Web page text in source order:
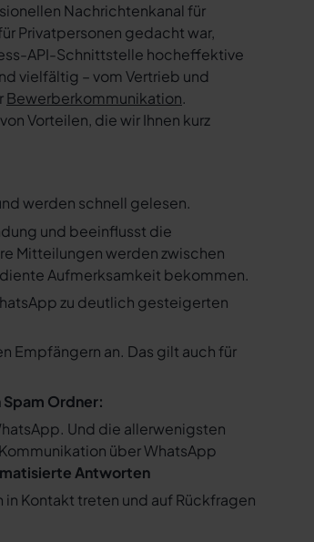
Nachrichtenkanal für
Privatpersonen gedacht war,
API-Schnittstelle hocheffektive
vielfältig – vom Vertrieb und
Bewerberkommunikation.
Vorteilen, die wir Ihnen kurz
werden schnell gelesen.
und beeinflusst die
Mitteilungen werden zwischen
Aufmerksamkeit bekommen.
zu deutlich gesteigerten
Empfängern an. Das gilt auch für
Spam Ordner:
Und die allerwenigsten
über WhatsApp
Antworten
Kontakt treten und auf Rückfragen